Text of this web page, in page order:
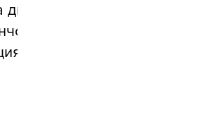
директора на БУ
в годишната
на АБУЧ